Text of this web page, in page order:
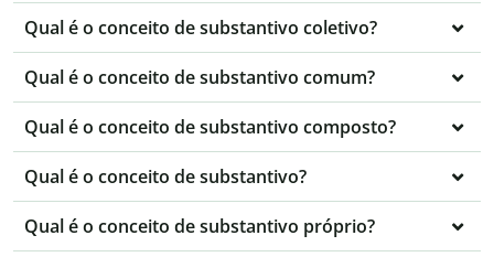
Qual é o conceito de substantivo coletivo?
Qual é o conceito de substantivo comum?
Qual é o conceito de substantivo composto?
Qual é o conceito de substantivo?
Qual é o conceito de substantivo próprio?